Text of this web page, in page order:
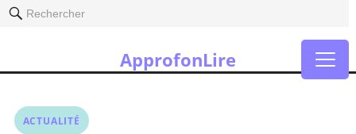
Rechercher
ApprofonLire
ACTUALITÉ